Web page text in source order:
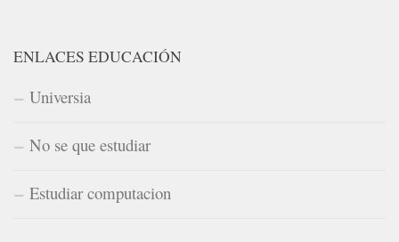
ENLACES EDUCACIÓN
Universia
No se que estudiar
Estudiar computacion